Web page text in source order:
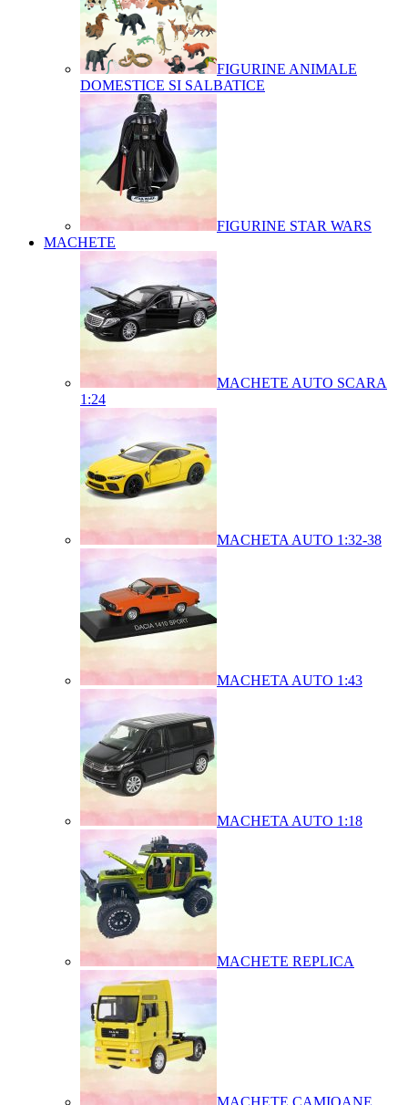
FIGURINE ANIMALE
DOMESTICE SI SALBATICE
FIGURINE STAR WARS
MACHETE
MACHETE AUTO SCARA
1:24
MACHETA AUTO 1:32-38
MACHETA AUTO 1:43
MACHETA AUTO 1:18
MACHETE REPLICA
MACHETE CAMIOANE